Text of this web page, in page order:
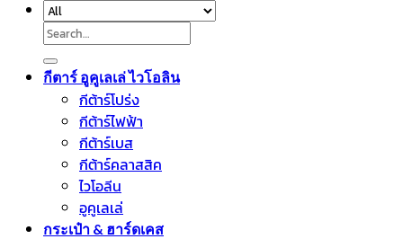
Search
for:
กีตาร์ อูคูเลเล่ ไวโอลิน
กีต้าร์โปร่ง
กีต้าร์ไฟฟ้า
กีต้าร์เบส
กีต้าร์คลาสสิค
ไวโอลีน
อูคูเลเล่
กระเป๋า & ฮาร์ดเคส